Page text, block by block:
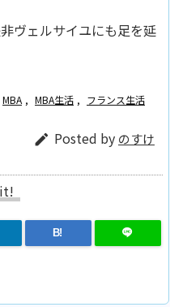
ヴェルサイユにも足を延
MBA , MBA生活 , フランス生活
 Posted by のすけ
B!